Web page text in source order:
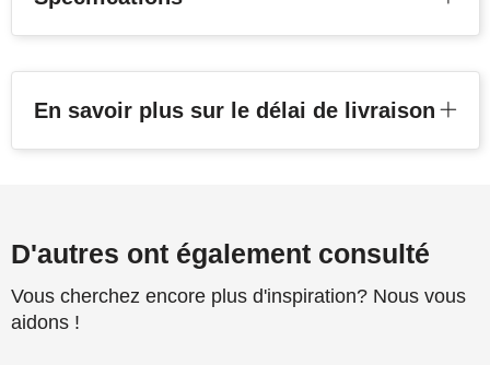
En savoir plus sur le délai de livraison
D'autres ont également consulté
Vous cherchez encore plus d'inspiration? Nous vous
aidons !